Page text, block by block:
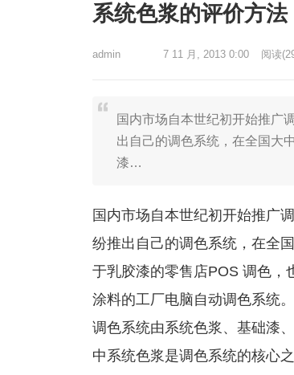
系统色浆的评价方法
admin 7 11 月, 2013 0:00 阅读
国内市场自本世纪初开始推广
出自己的调色系统，在全国大
漆…
国内市场自本世纪初开始推广
纷推出自己的调色系统，在全
于乳胶漆的零售店POS 调色，
涂料的工厂电脑自动调色系统。
调色系统由系统色浆、基础漆
中系统色浆是调色系统的核心